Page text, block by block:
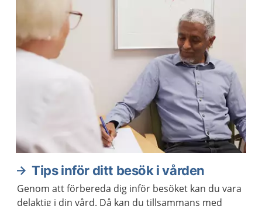
Tips inför ditt besök i vården
Genom att förbereda dig inför besöket kan du vara
delaktig i din vård. Då kan du tillsammans med